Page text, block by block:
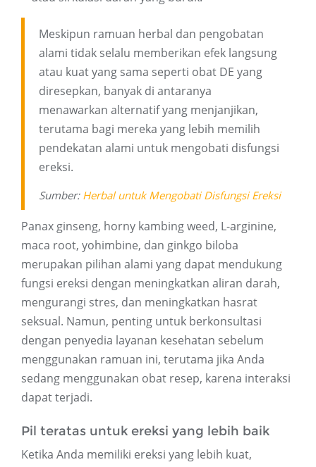
Meskipun ramuan herbal dan pengobatan
alami tidak selalu memberikan efek langsung
atau kuat yang sama seperti obat DE yang
diresepkan, banyak di antaranya
menawarkan alternatif yang menjanjikan,
terutama bagi mereka yang lebih memilih
pendekatan alami untuk mengobati disfungsi
ereksi.
Sumber: Herbal untuk Mengobati Disfungsi Ereksi
Panax ginseng, horny kambing weed, L-arginine,
maca root, yohimbine, dan ginkgo biloba
merupakan pilihan alami yang dapat mendukung
fungsi ereksi dengan meningkatkan aliran darah,
mengurangi stres, dan meningkatkan hasrat
seksual. Namun, penting untuk berkonsultasi
dengan penyedia layanan kesehatan sebelum
menggunakan ramuan ini, terutama jika Anda
sedang menggunakan obat resep, karena interaksi
dapat terjadi.
Pil teratas untuk ereksi yang lebih baik
Ketika Anda memiliki ereksi yang lebih kuat,